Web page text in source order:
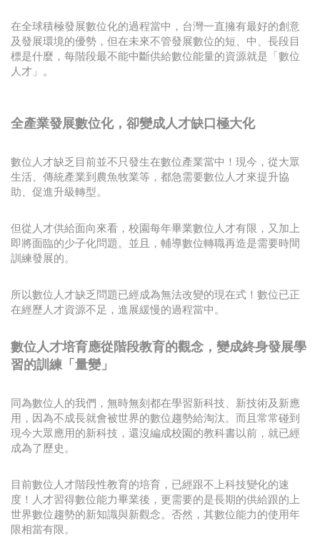
在全球積極發展數位化的過程當中，台灣一直擁有最好的創意
及發展環境的優勢，但在未來不管發展數位的短、中、長段目
標是什麼，每階段最不能中斷供給數位能量的資源就是「數位
人才」。
全產業發展數位化，卻變成人才缺口極大化
數位人才缺乏目前並不只發生在數位產業當中！現今，從大眾
生活、傳統產業到農魚牧業等，都急需要數位人才來提升協
助、促進升級轉型。
但從人才供給面向來看，校園每年畢業數位人才有限，又加上
即將面臨的少子化問題。並且，輔導數位轉職再造是需要時間
訓練發展的。
所以數位人才缺乏問題已經成為無法改變的現在式！數位已正
在經歷人才資源不足，進展緩慢的過程當中。
數位人才培育應從階段教育的觀念，變成終身發展學
習的訓練「量變」
同為數位人的我們，無時無刻都在學習新科技、新技術及新應
用，因為不成長就會被世界的數位趨勢給淘汰。而且常常碰到
現今大眾應用的新科技，還沒編成校園的教科書以前，就已經
成為了歷史。
目前數位人才階段性教育的培育，已經跟不上科技變化的速
度！人才習得數位能力畢業後，更需要的是長期的供給跟的上
世界數位趨勢的新知識與新觀念。否然，其數位能力的使用年
限相當有限。